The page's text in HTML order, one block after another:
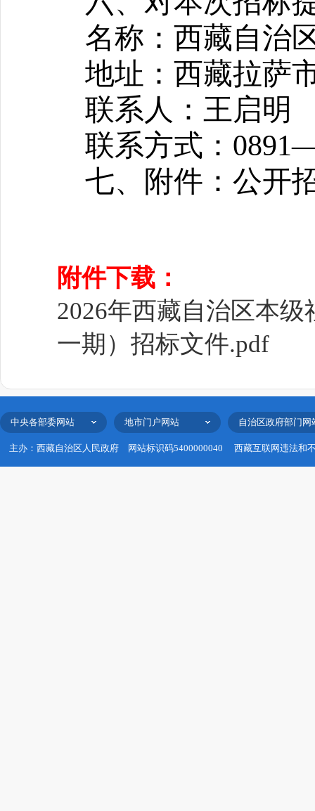
名称：西藏自治
地址：西藏拉萨
联系人：王启明
联系方式：
七、附件： 公开
附件下载：
2026年西藏自治区本
一期）招标文件.pdf
中央各部委网站 地市门户网站 自治区政府部门网
主办：西藏自治区人民政府 网站标识码5400000040 西藏互联网违法和